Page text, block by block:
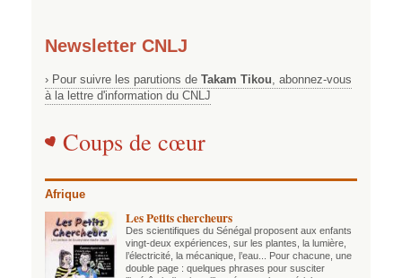
Newsletter CNLJ
› Pour suivre les parutions de Takam Tikou , abonnez-vous
à la lettre d'information du CNLJ
Coups de cœur
Afrique
Les Petits chercheurs
Des scientifiques du Sénégal proposent aux enfants
vingt-deux expériences, sur les plantes, la lumière,
l’électricité, la mécanique, l’eau... Pour chacune, une
double page : quelques phrases pour susciter